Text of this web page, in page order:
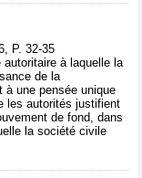
P. 32-35
à laquelle la
de la
une pensée unique
les autorités justifient
de fond, dans
la société civile